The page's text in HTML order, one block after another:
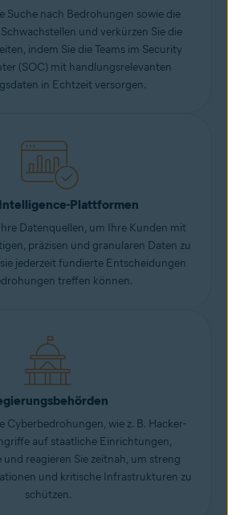
Suche nach Bedrohungen sowie die
und verkürzen Sie die
indem Sie die Teams im Security
(SOC) mit handlungsrelevanten
in Echtzeit versorgen.
Plattformen
Datenquellen, um Ihre Kunden mit
präzisen und granularen Daten zu
jederzeit fundierte Entscheidungen
treffen können.
Cyberbedrohungen, wie z. B. Hacker-
auf staatliche Einrichtungen,
und reagieren Sie zeitnah, um streng
und kritische Infrastrukturen zu
schützen.